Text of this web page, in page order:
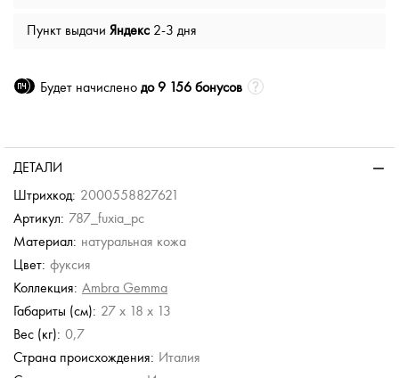
Пункт выдачи Яндекс 2-3 дня
Будет начислено до 9 156 бонусов
ДЕТАЛИ
Штрихкод: 2000558827621
Артикул: 787_fuxia_pc
Материал: натуральная кожа
Цвет: фуксия
Коллекция: Ambra Gemma
Габариты (см): 27 x 18 x 13
Вес (кг): 0,7
Страна происхождения: Италия